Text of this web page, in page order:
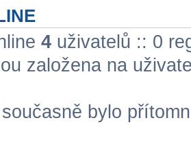
4 uživatelů :: 0
založena na
bylo